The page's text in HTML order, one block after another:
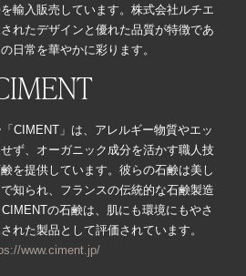
輸入販売しています。株式会社ルチエ
れたデザインと優れた品質が特徴であ
日常を華やかに彩ります。
CIMENT」は、アレルギー物質やエッ
ず、オーガニック成分を活かす職人技
を提供しています。彼らの石鹸は美し
知られ、フランスの伝統的な石鹸製造
の石鹸は、肌にも環境にもやさ
れた製品として評価されています。
www.ciment.jp/